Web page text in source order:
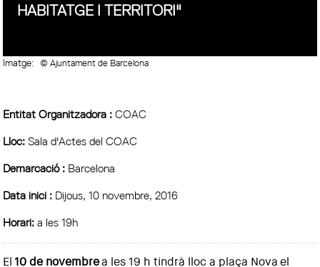
HABITATGE I TERRITORI"
Imatge: © Ajuntament de Barcelona
Entitat Organitzadora :COAC
Lloc:Sala d'Actes del COAC
Demarcació : Barcelona
Data inici : Dijous, 10 novembre, 2016
Horari:a les 19h
El 10 de novembrea les 19 h tindrà lloc a plaça Nova el